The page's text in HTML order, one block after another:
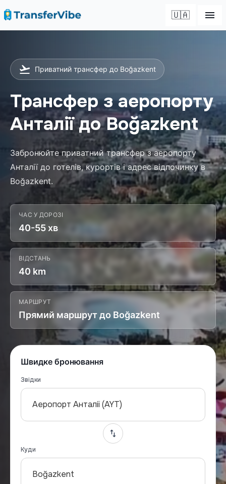
🇺🇦
Приватний трансфер до Boğazkent
Трансфер з аеропорту
Анталії до Boğazkent
Забронюйте приватний трансфер з аеропорту
Анталії до готелів, курортів і адрес відпочинку в
Boğazkent.
ЧАС У ДОРОЗІ
40-55 хв
ВІДСТАНЬ
40 km
МАРШРУТ
Прямий маршрут до Boğazkent
Швидке бронювання
Звідки
Аеропорт Анталії (AYT)
Куди
Boğazkent